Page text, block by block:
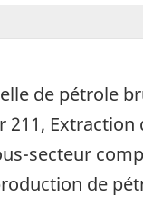
de pétrole
211, Extraction
secteur
de